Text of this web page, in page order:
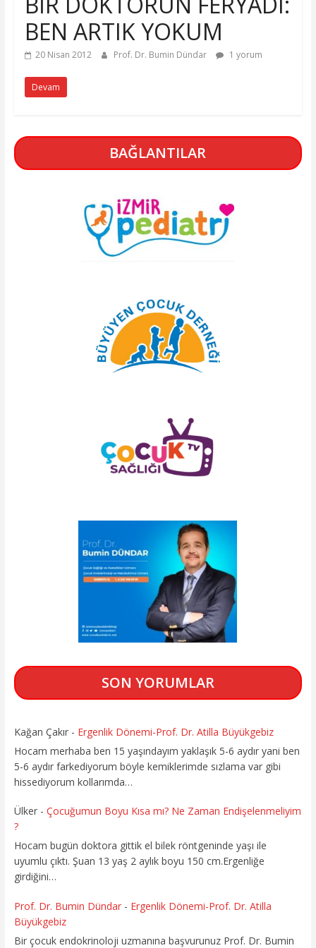
BEN ARTIK YOKUM
20 Nisan 2012 Prof. Dr. Bumin Dündar 1 yorum
Devam
BAĞLANTILAR
SON YORUMLAR
Kağan Çakır- Ergenlik Dönemi-Prof. Dr. Atilla Büyükgebiz
Hocam merhaba ben 15 yaşındayım yaklaşık 5-6 aydır yani ben
5-6 aydır farkediyorum böyle kemiklerimde sızlama var gibi
hissediyorum kollarımda…
Ülker- Çocuğumun Boyu Kısa mı? Ne Zaman Endişelenmeliyim
?
Hocam bugün doktora gittik el bilek röntgeninde yaşı ile
uyumlu çıktı. Şuan 13 yaş 2 aylık boyu 150 cm.Ergenliğe
girdiğini…
Prof. Dr. Bumin Dündar- Ergenlik Dönemi-Prof. Dr. Atilla
Büyükgebiz
Bir çocuk endokrinoloji uzmanına başvurunuz Prof. Dr. Bumin